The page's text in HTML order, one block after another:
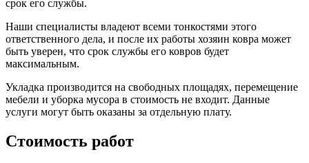
срок его службы.
Наши специалисты владеют всеми тонкостями этого
ответственного дела, и после их работы хозяин ковра может
быть уверен, что срок службы его ковров будет
максимальным.
Укладка производится на свободных площадях, перемещение
мебели и уборка мусора в стоимость не входит. Данные
услуги могут быть оказаны за отдельную плату.
Стоимость работ